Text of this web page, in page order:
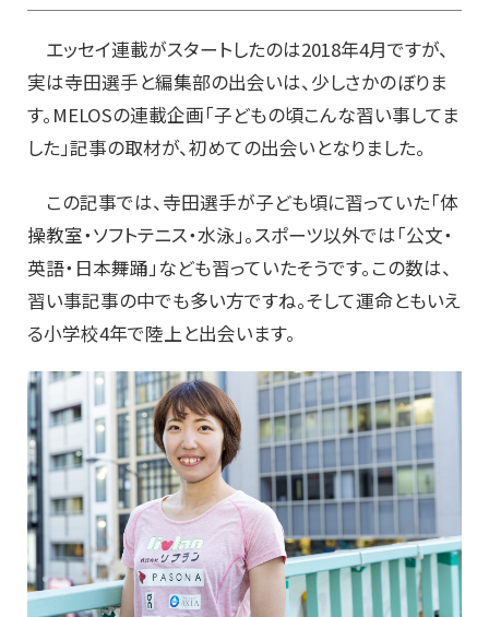
エッセイ連載がスタートしたのは2018年4月ですが、
実は寺田選手と編集部の出会いは、少しさかのぼりま
す。MELOSの連載企画「子どもの頃こんな習い事してま
した」記事の取材が、初めての出会いとなりました。
この記事では、寺田選手が子ども頃に習っていた「体
操教室・ソフトテニス・水泳」。スポーツ以外では「公文・
英語・日本舞踊」なども習っていたそうです。この数は、
習い事記事の中でも多い方ですね。そして運命ともいえ
る小学校4年で陸上と出会います。